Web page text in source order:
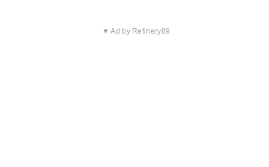
▼ Ad by Refinery89